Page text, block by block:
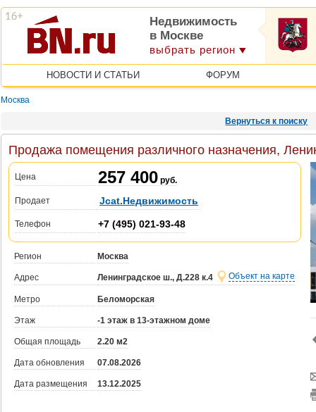
Недвижимость
в Москве
выбрать регион
НОВОСТИ И СТАТЬИ ФОРУМ
Москва
Вернуться к поиску
Продажа помещения различного назначения,
Цена 257 400 руб.
Продает Jcat.Недвижимость
Телефон +7 (495) 021-93-48
Регион Москва
Адрес Ленинградское ш., Д.228 к.4 Объект на карте
Метро Беломорская
Этаж -1 этаж в 13-этажном доме
Общая площадь 2.20 м2
Дата обновления 07.08.2026
Дата размещения 13.12.2025